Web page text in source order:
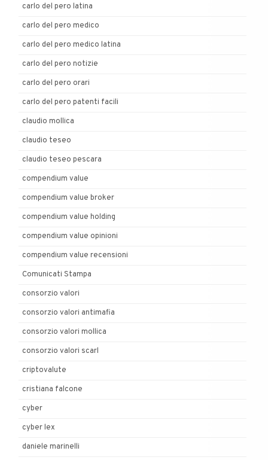
carlo del pero latina
carlo del pero medico
carlo del pero medico latina
carlo del pero notizie
carlo del pero orari
carlo del pero patenti facili
claudio mollica
claudio teseo
claudio teseo pescara
compendium value
compendium value broker
compendium value holding
compendium value opinioni
compendium value recensioni
Comunicati Stampa
consorzio valori
consorzio valori antimafia
consorzio valori mollica
consorzio valori scarl
criptovalute
cristiana falcone
cyber
cyber lex
daniele marinelli